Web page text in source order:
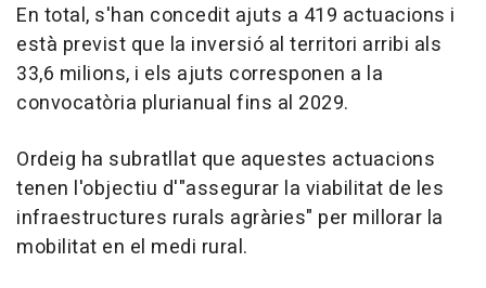
En total, s'han concedit ajuts a 419 actuacions i
està previst que la inversió al territori arribi als
33,6 milions, i els ajuts corresponen a la
convocatòria plurianual fins al 2029.
Ordeig ha subratllat que aquestes actuacions
tenen l'objectiu d'"assegurar la viabilitat de les
infraestructures rurals agràries" per millorar la
mobilitat en el medi rural.